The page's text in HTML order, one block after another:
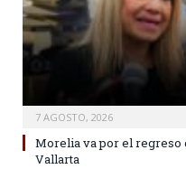
7 AGOSTO, 2026
Morelia va por el regreso
Vallarta